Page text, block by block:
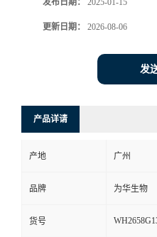
发布日期： 2025-01-15
更新日期： 2026-08-06
发
产品详请
产地 广州
品牌 为华生物
货号